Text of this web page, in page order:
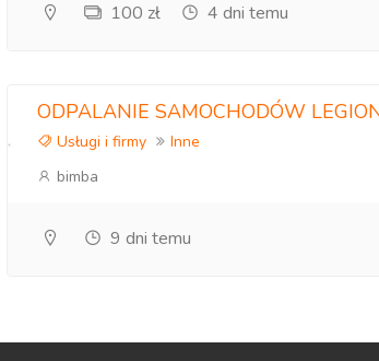
100 zł 4 dni temu
ODPALANIE SAMOCHODÓW
Usługi i firmy
Inne
bimba
9 dni temu